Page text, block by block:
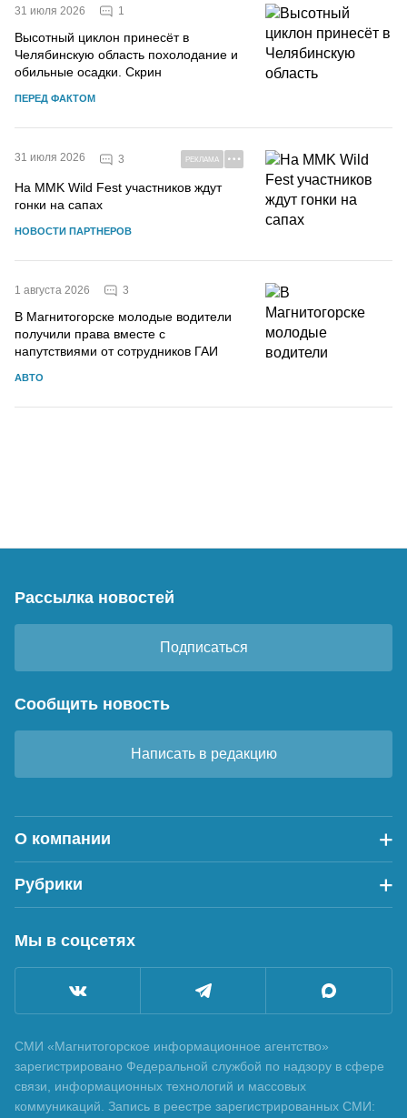
31 июля 2026 1
Высотный циклон принесёт в
Челябинскую область похолодание и
обильные осадки. Скрин
ПЕРЕД ФАКТОМ
31 июля 2026 3 РЕКЛАМА
На MMK Wild Fest участников ждут
гонки на сапах
НОВОСТИ ПАРТНЕРОВ
1 августа 2026 3
В Магнитогорске молодые водители
получили права вместе с
напутствиями от сотрудников ГАИ
АВТО
Рассылка новостей
Подписаться
Сообщить новость
Написать в редакцию
О компании
Рубрики
Мы в соцсетях
СМИ «Магнитогорское информационное агентство»
зарегистрировано Федеральной службой по надзору в сфере
связи, информационных технологий и массовых
коммуникаций. Запись в реестре зарегистрированных СМИ: